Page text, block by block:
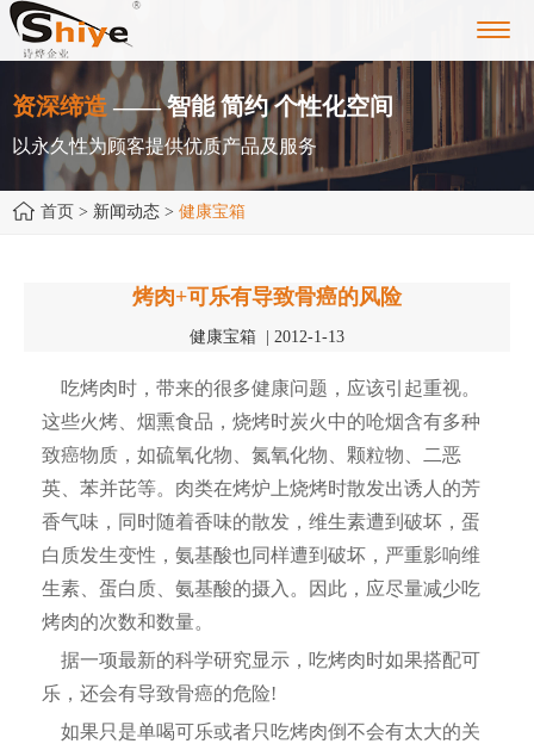
资深缔造 —— 智能 简约 个性化空间
以永久性为顾客提供优质产品及服务
首页 > 新闻动态 > 健康宝箱
烤肉+可乐有导致骨癌的风险
健康宝箱 | 2012-1-13
吃烤肉时，带来的很多健康问题，应该引起重视。
这些火烤、烟熏食品，烧烤时炭火中的呛烟含有多种
致癌物质，如硫氧化物、氮氧化物、颗粒物、二恶
英、苯并芘等。肉类在烤炉上烧烤时散发出诱人的芳
香气味，同时随着香味的散发，维生素遭到破坏，蛋
白质发生变性，氨基酸也同样遭到破坏，严重影响维
生素、蛋白质、氨基酸的摄入。因此，应尽量减少吃
烤肉的次数和数量。
据一项最新的科学研究显示，吃烤肉时如果搭配可
乐，还会有导致骨癌的危险!
如果只是单喝可乐或者只吃烤肉倒不会有太大的关